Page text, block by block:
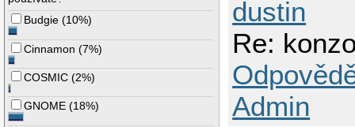
Budgie (10%)
Cinnamon (7%)
COSMIC (2%)
GNOME (18%)
dustin
Re:
Admin